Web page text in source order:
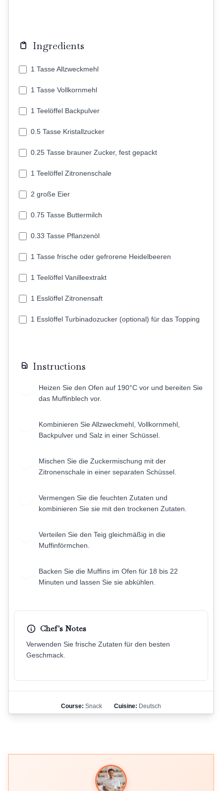
Ingredients
1 Tasse Allzweckmehl
1 Tasse Vollkornmehl
1 Teelöffel Backpulver
0.5 Tasse Kristallzucker
0.25 Tasse brauner Zucker, fest gepackt
1 Teelöffel Zitronenschale
2 große Eier
0.75 Tasse Buttermilch
0.33 Tasse Pflanzenöl
1 Tasse frische oder gefrorene Heidelbeeren
1 Teelöffel Vanilleextrakt
1 Esslöffel Zitronensaft
1 Esslöffel Turbinadozucker (optional) für das Topping
Instructions
Heizen Sie den Ofen auf 190°C vor und bereiten Sie
das Muffinblech vor.
Kombinieren Sie Allzweckmehl, Vollkornmehl,
Backpulver und Salz in einer Schüssel.
Mischen Sie die Zuckermischung mit der
Zitronenschale in einer separaten Schüssel.
Vermengen Sie die feuchten Zutaten und
kombinieren Sie sie mit den trockenen Zutaten.
Verteilen Sie den Teig gleichmäßig in die
Muffinförmchen.
Backen Sie die Muffins im Ofen für 18 bis 22
Minuten und lassen Sie sie abkühlen.
Chef's Notes
Verwenden Sie frische Zutaten für den besten
Geschmack.
Course: Snack Cuisine: Deutsch